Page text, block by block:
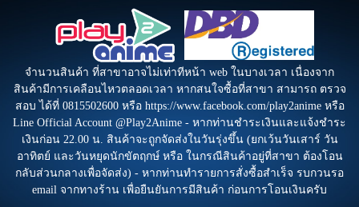
(ยกเว้นวันเสาร์ วันอาทิตย์ และ
วันหยุดนักขัตฤกษ์ หรือ ในกรณี
สินค้าอยู่ที่สาขา ต้องโอนกลับ
ส่วนกลางเพื่อจัดส่ง) - หากท่าน
ทำรายการสั่งซื้อสำเร็จ รบกวน
รอ email จากทางร้าน เพื่อยืนยัน
การมีสินค้า ก่อนการโอนเงิน
ครับ
จำนวนสินค้า ที่สาขาอาจไม่เท่าทีหน้า web ในบางเวลา เนื่องจาก
สินค้ามีการเคลือนไหวตลอดเวลา หากสนใจซื้อที่สาขา สามารถ ตรวจ
สอบ ได้ที่ 0815502600 หรือ https://www.facebook.com/play2anime หรือ
Line Official Account @Play2Anime - หากท่านชำระเงินและแจ้งชำระ
เงินก่อน 22.00 น. สินค้าจะถูกจัดส่งในวันรุ่งขึ้น (ยกเว้นวันเสาร์ วัน
อาทิตย์ และวันหยุดนักขัตฤกษ์ หรือ ในกรณีสินค้าอยู่ที่สาขา ต้องโอน
กลับส่วนกลางเพื่อจัดส่ง) - หากท่านทำรายการสั่งซื้อสำเร็จ รบกวนรอ
email จากทางร้าน เพื่อยืนยันการมีสินค้า ก่อนการโอนเงินครับ